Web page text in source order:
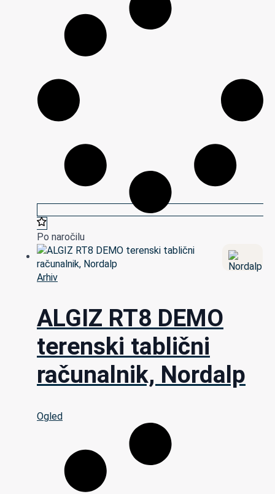
Po naročilu
Arhiv
ALGIZ RT8 DEMO
terenski tablični
računalnik, Nordalp
Ogled